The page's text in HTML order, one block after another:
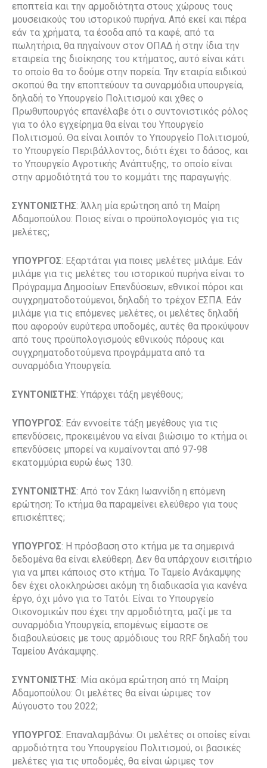
εποπτεία και την αρμοδιότητα στους χώρους τους
μουσειακούς του ιστορικού πυρήνα. Από εκεί και πέρα
εάν τα χρήματα, τα έσοδα από τα καφέ, από τα
πωλητήρια, θα πηγαίνουν στον ΟΠΑΔ ή στην ίδια την
εταιρεία της διοίκησης του κτήματος, αυτό είναι κάτι
το οποίο θα το δούμε στην πορεία. Την εταιρία ειδικού
σκοπού θα την εποπτεύουν τα συναρμόδια υπουργεία,
δηλαδή το Υπουργείο Πολιτισμού και χθες ο
Πρωθυπουργός επανέλαβε ότι ο συντονιστικός ρόλος
για το όλο εγχείρημα θα είναι του Υπουργείο
Πολιτισμού. Θα είναι λοιπόν το Υπουργείο Πολιτισμού,
το Υπουργείο Περιβάλλοντος, διότι έχει το δάσος, και
το Υπουργείο Αγροτικής Ανάπτυξης, το οποίο είναι
στην αρμοδιότητά του το κομμάτι της παραγωγής.
ΣΥΝΤΟΝΙΣΤΗΣ: Άλλη μία ερώτηση από τη Μαίρη
Αδαμοπούλου: Ποιος είναι ο προϋπολογισμός για τις
μελέτες;
ΥΠΟΥΡΓΟΣ: Εξαρτάται για ποιες μελέτες μιλάμε. Εάν
μιλάμε για τις μελέτες του ιστορικού πυρήνα είναι το
Πρόγραμμα Δημοσίων Επενδύσεων, εθνικοί πόροι και
συγχρηματοδοτούμενοι, δηλαδή το τρέχον ΕΣΠΑ. Εάν
μιλάμε για τις επόμενες μελέτες, οι μελέτες δηλαδή
που αφορούν ευρύτερα υποδομές, αυτές θα προκύψουν
από τους προϋπολογισμούς εθνικούς πόρους και
συγχρηματοδοτούμενα προγράμματα από τα
συναρμόδια Υπουργεία.
ΣΥΝΤΟΝΙΣΤΗΣ: Υπάρχει τάξη μεγέθους;
ΥΠΟΥΡΓΟΣ: Εάν εννοείτε τάξη μεγέθους για τις
επενδύσεις, προκειμένου να είναι βιώσιμο το κτήμα οι
επενδύσεις μπορεί να κυμαίνονται από 97-98
εκατομμύρια ευρώ έως 130.
ΣΥΝΤΟΝΙΣΤΗΣ: Από τον Σάκη Ιωαννίδη η επόμενη
ερώτηση: Το κτήμα θα παραμείνει ελεύθερο για τους
επισκέπτες;
ΥΠΟΥΡΓΟΣ: Η πρόσβαση στο κτήμα με τα σημερινά
δεδομένα θα είναι ελεύθερη. Δεν θα υπάρχουν εισιτήριο
για να μπει κάποιος στο κτήμα. Το Ταμείο Ανάκαμψης
δεν έχει ολοκληρώσει ακόμη τη διαδικασία για κανένα
έργο, όχι μόνο για το Τατόι. Είναι το Υπουργείο
Οικονομικών που έχει την αρμοδιότητα, μαζί με τα
συναρμόδια Υπουργεία, επομένως είμαστε σε
διαβουλεύσεις με τους αρμόδιους του RRF δηλαδή του
Ταμείου Ανάκαμψης.
ΣΥΝΤΟΝΙΣΤΗΣ: Μία ακόμα ερώτηση από τη Μαίρη
Αδαμοπούλου: Οι μελέτες θα είναι ώριμες τον
Αύγουστο του 2022;
ΥΠΟΥΡΓΟΣ: Επαναλαμβάνω: Οι μελέτες οι οποίες είναι
αρμοδιότητα του Υπουργείου Πολιτισμού, οι βασικές
μελέτες για τις υποδομές, θα είναι ώριμες τον